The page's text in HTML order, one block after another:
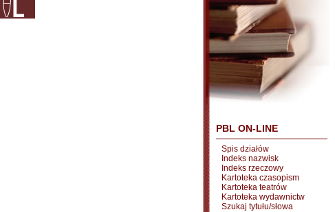
PBL ON-LINE
Spis działów
Indeks nazwisk
Indeks rzeczowy
Kartoteka czasopism
Kartoteka teatrów
Kartoteka wydawnictw
Szukaj tytułu/słowa